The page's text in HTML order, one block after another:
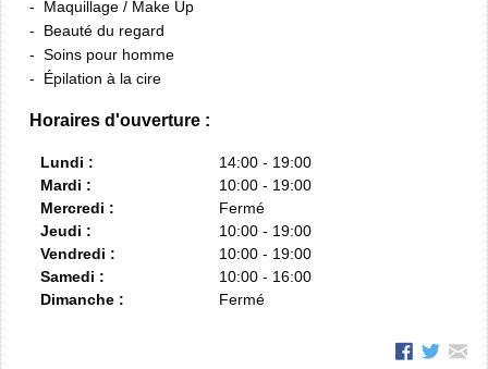
Maquillage / Make Up
Beauté du regard
Soins pour homme
Épilation à la cire
Horaires d'ouverture :
Lundi :
14:00 - 19:00
Mardi :
10:00 - 19:00
Mercredi :
Fermé
Jeudi :
10:00 - 19:00
Vendredi :
10:00 - 19:00
Samedi :
10:00 - 16:00
Dimanche :
Fermé